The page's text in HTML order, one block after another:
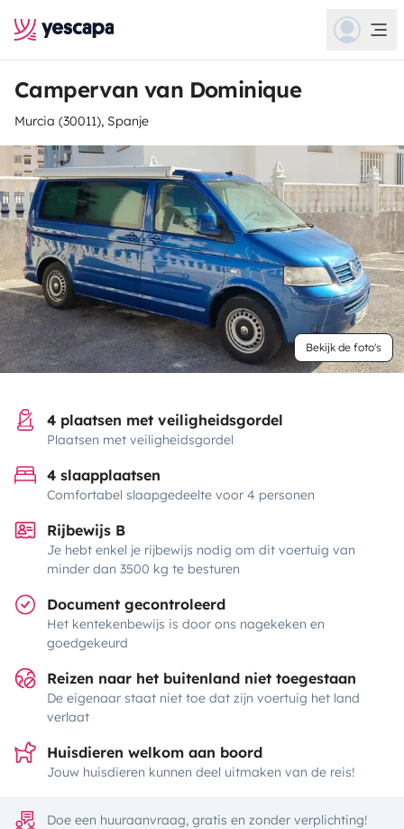
Campervan van Dominique
Murcia (30011), Spanje
Bekijk de foto's
4 plaatsen met veiligheidsgordel
Plaatsen met veiligheidsgordel
4 slaapplaatsen
Comfortabel slaapgedeelte voor 4 personen
Rijbewijs B
Je hebt enkel je rijbewijs nodig om dit voertuig van
minder dan 3500 kg te besturen
Document gecontroleerd
Het kentekenbewijs is door ons nagekeken en
goedgekeurd
Reizen naar het buitenland niet toegestaan
De eigenaar staat niet toe dat zijn voertuig het land
verlaat
Huisdieren welkom aan boord
Jouw huisdieren kunnen deel uitmaken van de reis!
Doe een huuraanvraag, gratis en zonder verplichting!